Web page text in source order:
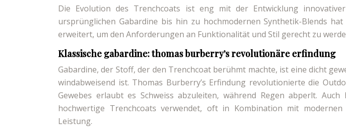
Die Evolution des Trenchcoats ist eng mit der Entwicklung
ursprünglichen Gabardine bis hin zu hochmodernen Synthetik-Blends
erweitert, um den Anforderungen an Funktionalität und Stil gerecht zu
Klassische gabardine: thomas burberry’s revolutionäre erfindung
Gabardine, der Stoff, der den Trenchcoat berühmt machte, ist eine dicht
windabweisend ist. Thomas Burberry’s Erfindung revolutionierte die
Gewebes erlaubt es Schweiss abzuleiten, während Regen abperlt.
hochwertige Trenchcoats verwendet, oft in Kombination mit
Leistung.